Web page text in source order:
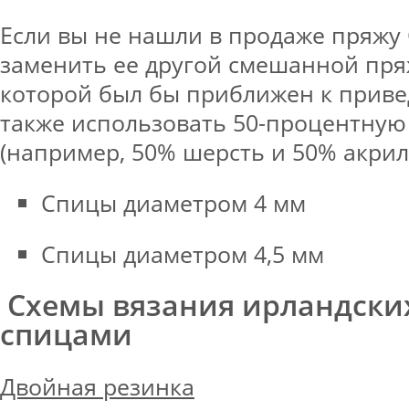
Если вы не нашли в продаже пряжу
заменить ее другой смешанной
которой был бы приближен к
также использовать 50-
(например, 50% шерсть и 50%
Спицы диаметром 4 мм
Спицы диаметром 4,5 мм
Схемы вязания
спицами
Двойная резинка